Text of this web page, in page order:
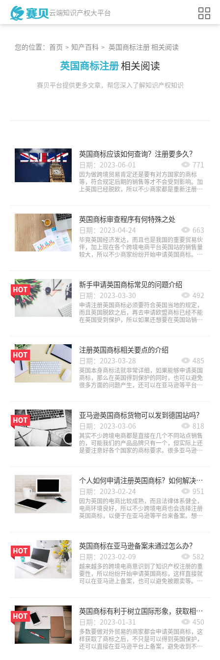
云端知识产权大平台
您的位置： 首页 > 知产百科 > 英国商标注册 相关阅读
英国商标注册相关阅读
赛贝平台提供更多文章，帮您深入了解知识产权知识
英国商标应该如何查询？注册要多久？
日期：2023-06-01 771
因为做跨境贸易肯定还是要有对方国家的商标
等，符合规定后期的销售等才不会受到影响。加
上英国已经脱欧，所以不少商家都是重新注册英
长时间呢？
英国商标审查程序有何特殊之处
日期：2023-04-24 663
毕竟英国经济发达，而且也是我国的重要贸易伙
伴，加上现在各个跨境电商平台英国站的销售量
较大，所以不少商家纷纷开始申请英国商标。虽
是有一定的特殊之处。
新手申请英国商标常见的问题介绍
日期：2023-03-30 492
申请注册英国商标必须要符合英国当地的规定，
而且英国脱欧之后，再去申请欧盟商标已经不能
在英国受到保护，所以如果还想要在英国站销
注册英国商标相关要点的介绍
日期：2023-03-28 485
英国本身商标法就非常详细，如果能够申请英国
商标，那么在英国得到保护的同时，也可以避免
很多方面的问题产生，还可以在亚马逊等平台来
亚马逊英国商标货物可以发到德国站吗？
日期：2023-03-06 818
其实不少跨境电商都是直接在几个不同站点销售
的，可能我们的产品品牌只有一个，但实际上还
是要注意好各个国家的商标要求。很多亚马逊商
有任何问题的。但实际上并非如此。那么英国的
商标货物可以在德国站销售吗？
个人如何申请注册英国商标？如何解决地址问题？
日期：2023-02-24 951
因为英国的电商比较成熟，而且法律体系健全，
电商环境良好，所以不少跨境电商也会选择注册
英国商标，以便于在亚马逊等平台来备案。想要
英国商标在亚马逊备案未通过怎么办？
日期：2023-02-09 582
越来越多的跨境电商意识到了知识产权注册的重
要性，所以纷纷开始申请英国商标，这样直接就
可以在亚马逊上备案，也可以避免被跟卖等。不
英国商标有利于树立国际形象，获取相应保护
日期：2023-01-31 450
多数要做对外贸易的商家都会申请英国商标，这
样获取了商标之后，不只是可以得到英国保护，
还可以直接在亚马逊平台上备案，避免收到不必